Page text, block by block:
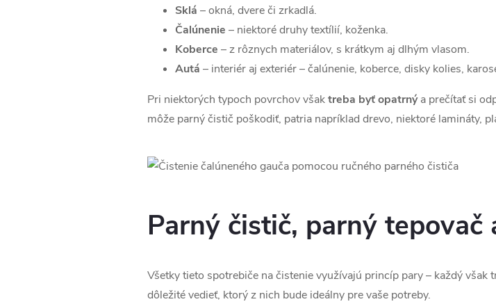
Sklá – okná, dvere či zrkadlá.
Čalúnenie – niektoré druhy textílií, koženka.
Koberce – z rôznych materiálov, s krátkym aj dlhým vlasom.
Autá – interiér aj exteriér – čalúnenie, koberce, disky kolies,
Pri niektorých typoch povrchov všaktreba byť opatrnýa prečítať si
môže parný čistič poškodiť, patria napríklad drevo, niektoré lamináty,
Parný čistič, parný tepovač
Všetky tieto spotrebiče na čistenie využívajú princíp pary – každý
dôležité vedieť, ktorý z nich bude ideálny pre vaše potreby.